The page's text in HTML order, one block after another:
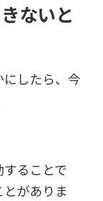
ないと
したら、今
ることで
がありま